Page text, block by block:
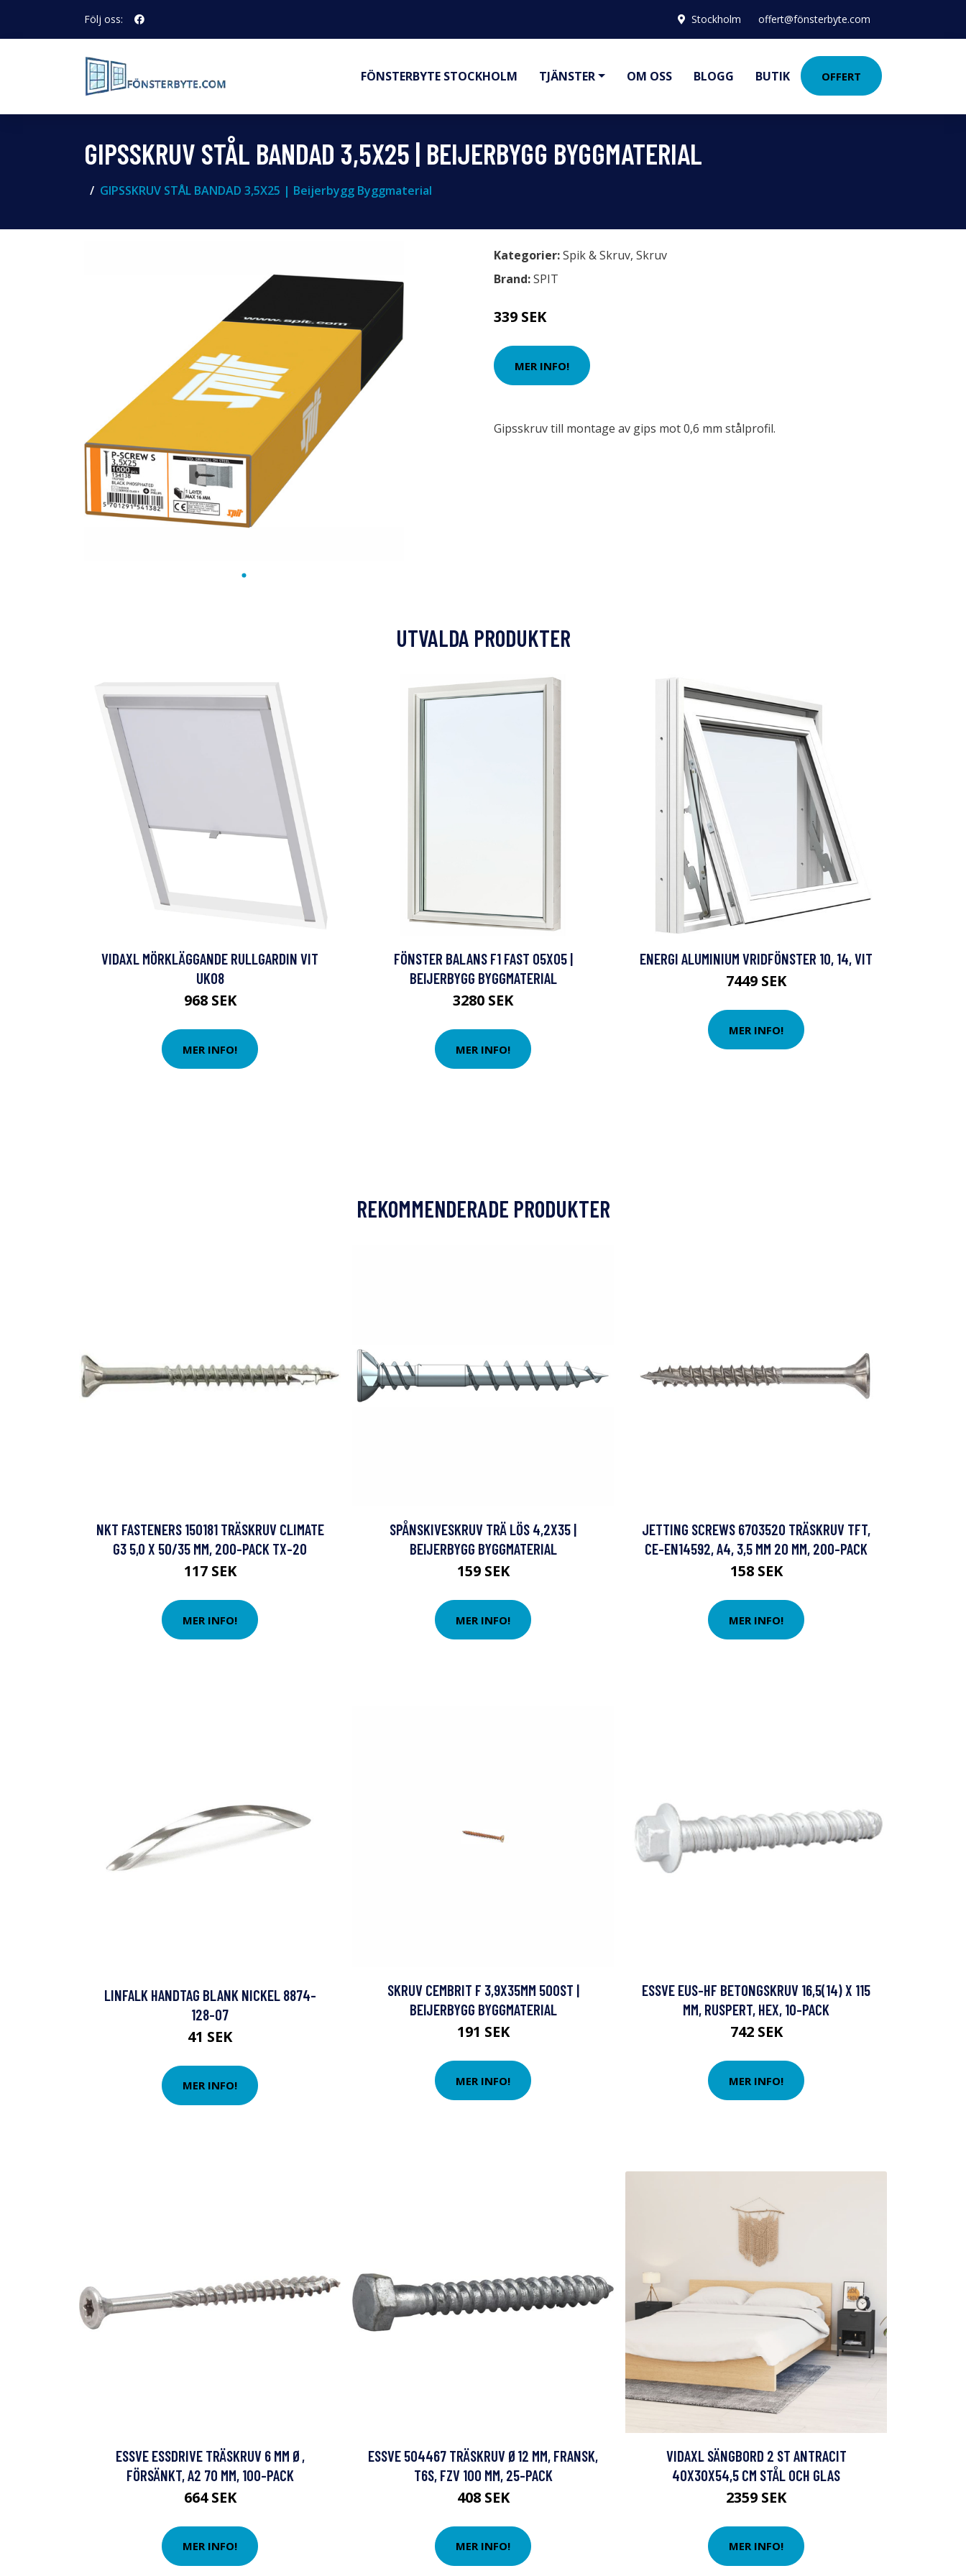
Följ oss: Stockholm offert@fönsterbyte.com
FÖNSTERBYTE STOCKHOLM TJÄNSTER OM OSS BLOGG BUTIK OFFERT
GIPSSKRUV STÅL BANDAD 3,5X25 | BEIJERBYGG BYGGMATERIAL
GIPSSKRUV STÅL BANDAD 3,5X25 | Beijerbygg Byggmaterial
Kategorier:Spik & Skruv, Skruv
Brand:SPIT
339 SEK
MER INFO!
Gipsskruv till montage av gips mot 0,6 mm stålprofil.
UTVALDA PRODUKTER
VIDAXL MÖRKLÄGGANDE RULLGARDIN VIT
UK08
968 SEK
MER INFO!
FÖNSTER BALANS F1 FAST 05X05 |
BEIJERBYGG BYGGMATERIAL
3280 SEK
MER INFO!
ENERGI ALUMINIUM VRIDFÖNSTER 10, 14, VIT
7449 SEK
MER INFO!
REKOMMENDERADE PRODUKTER
NKT FASTENERS 150181 TRÄSKRUV CLIMATE
G3 5,0 X 50/35 MM, 200-PACK TX-20
117 SEK
MER INFO!
SPÅNSKIVESKRUV TRÄ LÖS 4,2X35 |
BEIJERBYGG BYGGMATERIAL
159 SEK
MER INFO!
JETTING SCREWS 6703520 TRÄSKRUV TFT,
CE-EN14592, A4, 3,5 MM 20 MM, 200-PACK
158 SEK
MER INFO!
LINFALK HANDTAG BLANK NICKEL 8874-
128-07
41 SEK
MER INFO!
SKRUV CEMBRIT F 3,9X35MM 500ST |
BEIJERBYGG BYGGMATERIAL
191 SEK
MER INFO!
ESSVE EUS-HF BETONGSKRUV 16,5(14) X 115
MM, RUSPERT, HEX, 10-PACK
742 SEK
MER INFO!
ESSVE ESSDRIVE TRÄSKRUV 6 MM Ø,
FÖRSÄNKT, A2 70 MM, 100-PACK
664 SEK
MER INFO!
ESSVE 504467 TRÄSKRUV Ø12 MM, FRANSK,
T6S, FZV 100 MM, 25-PACK
408 SEK
MER INFO!
VIDAXL SÄNGBORD 2 ST ANTRACIT
40X30X54,5 CM STÅL OCH GLAS
2359 SEK
MER INFO!